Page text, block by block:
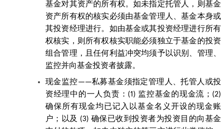
基金对其资产的所有权。如未指定托管人，则基金
资产所有权的核实必须由基金管理人、基金本身或
其投资经理进行。如由基金或其投资经理进行所有
权核实，则所有权核实职能必须独立于基金的投资
组合管理，且任何利益冲突均须予以识别、管理、
监控并向基金投资者披露。
现金监控——私募基金须指定管理人、托管人或投
资经理中的一人负责：(1) 监控基金的现金流；(2)
确保所有现金均已记入以基金名义开设的现金账
户；以及 (3) 确保已收到投资者为投资目的向基金